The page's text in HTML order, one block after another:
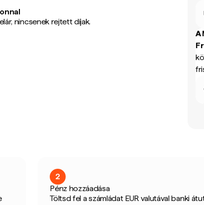
nincsenek rejtett díjak.
A
2
Pénz hozzáadása
Töltsd fel a számládat EUR valutával banki